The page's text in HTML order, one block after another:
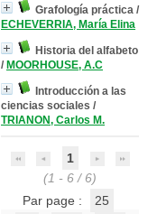
Grafología práctica /
ECHEVERRIA, María Elina
Historia del alfabeto
/ MOORHOUSE, A.C
Introducción a las
ciencias sociales /
TRIANON, Carlos M.
1
(1 - 6 / 6)
Par page :
25